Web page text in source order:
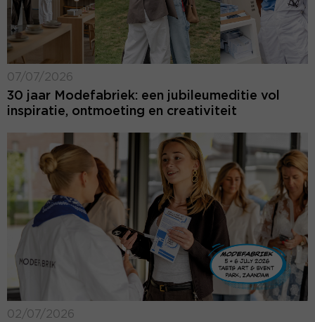
07/07/2026
30 jaar Modefabriek: een jubileumeditie vol
inspiratie, ontmoeting en creativiteit
02/07/2026